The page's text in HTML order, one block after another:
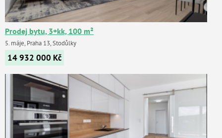
Prodej bytu, 3+kk, 100 m²
5. máje, Praha 13, Stodůlky
14 932 000 Kč